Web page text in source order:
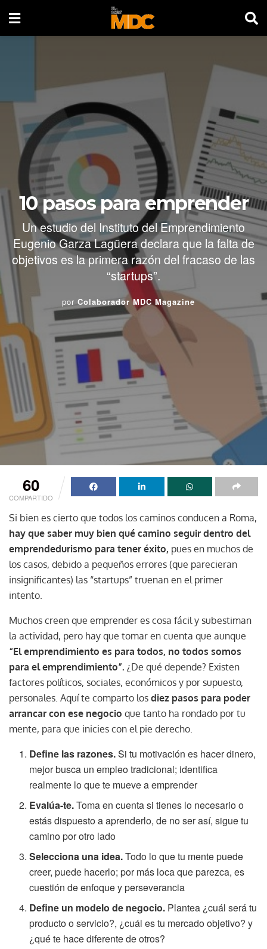
10 pasos para emprender
Un estudio del Instituto del Emprendimiento
Eugenio Garza Lagüera declara que la falta de
objetivos es la primera razón del fracaso de las
“startups”.
por Colaborador MDC Magazine
60
COMPARTIDO
Si bien es cierto que todos los caminos conducen a Roma,
hay que saber muy bien qué camino seguir dentro del
emprendedurismo para tener éxito, pues en muchos de
los casos, debido a pequeños errores (que parecieran
insignificantes) las “startups” truenan en el primer
intento.
Muchos creen que emprender es cosa fácil y subestiman
la actividad, pero hay que tomar en cuenta que aunque
“El emprendimiento es para todos, no todos somos
para el emprendimiento”. ¿De qué depende? Existen
factores políticos, sociales, económicos y por supuesto,
personales. Aquí te comparto los diez pasos para poder
arrancar con ese negocio que tanto ha rondado por tu
mente, para que inicies con el pie derecho.
Define las razones.Si tu motivación es hacer dinero,
mejor busca un empleo tradicional; identifica
realmente lo que te mueve a emprender
Evalúa-te.Toma en cuenta si tienes lo necesario o
estás dispuesto a aprenderlo, de no ser así, sigue tu
camino por otro lado
Selecciona una idea.Todo lo que tu mente puede
creer, puede hacerlo; por más loca que parezca, es
cuestión de enfoque y perseverancia
Define un modelo de negocio. Plantea ¿cuál será tu
producto o servicio?, ¿cuál es tu mercado objetivo? y
¿qué te hace diferente de otros?